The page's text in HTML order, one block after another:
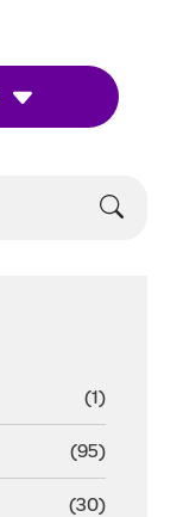
(1)
(95)
(30)